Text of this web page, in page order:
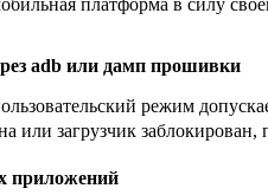
adb или дамп прошивки
режим
или загрузчик
приложений